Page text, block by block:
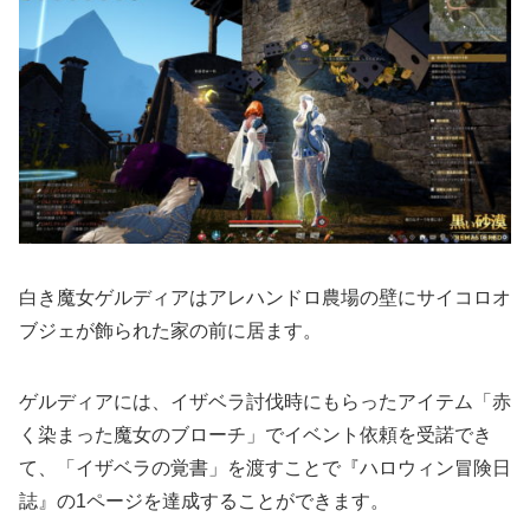
白き魔女ゲルディアはアレハンドロ農場の壁にサイコロオ
ブジェが飾られた家の前に居ます。
ゲルディアには、イザベラ討伐時にもらったアイテム「赤
く染まった魔女のブローチ」でイベント依頼を受諾でき
て、「イザベラの覚書」を渡すことで『ハロウィン冒険日
誌』の1ページを達成することができます。